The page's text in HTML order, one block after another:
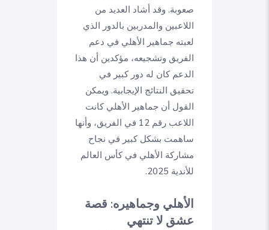
صعوبة. وقد أشاد العديد من
اللاعبين والمدربين بالدور الذي
لعبته جماهير الأهلي في دعم
الفريق وتشجيعه، مؤكدين أن هذا
الدعم كان له دور كبير في
تحقيق النتائج الإيجابية. ويمكن
القول أن جماهير الأهلي كانت
اللاعب رقم 12 في الفريق، وأنها
ساهمت بشكل كبير في نجاح
مشاركة الأهلي في كأس العالم
للأندية 2025.
الأهلي وجماهيره: قصة
عشق لا تنتهي